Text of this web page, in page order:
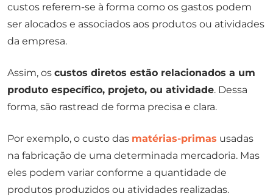
custos referem-se à forma como os gastos podem
ser alocados e associados aos produtos ou atividades
da empresa.
Assim, os custos diretos estão relacionados a um
produto específico, projeto, ou atividade. Dessa
forma, são rastread de forma precisa e clara.
Por exemplo, o custo das matérias-primas usadas
na fabricação de uma determinada mercadoria. Mas
eles podem variar conforme a quantidade de
produtos produzidos ou atividades realizadas.